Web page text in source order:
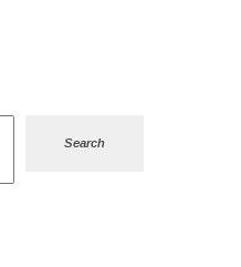
Search